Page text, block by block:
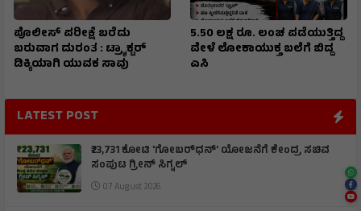
ಪೊಲೀಸ್ ಪರೀಕ್ಷೆ ಬರೆದು
ಬರುವಾಗ ದುರಂತ : ಟ್ರ್ಯಾಕ್ಟರ್
ಡಿಕ್ಕಿಯಾಗಿ ಯುವಕ ಸಾವು
5.50 ಲಕ್ಷ ರೂ. ಲಂಚ ಪಡೆಯುತ್ತಿದ್ದ
ವೇಳೆ ಲೋಕಾಯುಕ್ತ ಬಲೆಗೆ ಬಿದ್ದ
ಎಸಿ
LATEST POST
₹23,731 ಕೋಟಿ 'ಗೋಬರ್‌ಧನ್' ಯೋಜನೆಗೆ ಕೇಂದ್ರ ಸಚಿವ
ಸಂಪುಟ ಗ್ರೀನ್ ಸಿಗ್ನಲ್
07 August 2026